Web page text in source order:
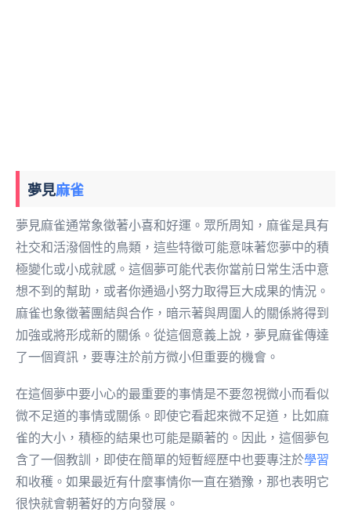
夢見麻雀
夢見麻雀通常象徵著小喜和好運。眾所周知，麻雀是具有
社交和活潑個性的鳥類，這些特徵可能意味著您夢中的積
極變化或小成就感。這個夢可能代表你當前日常生活中意
想不到的幫助，或者你通過小努力取得巨大成果的情況。
麻雀也象徵著團結與合作，暗示著與周圍人的關係將得到
加強或將形成新的關係。從這個意義上說，夢見麻雀傳達
了一個資訊，要專注於前方微小但重要的機會。
在這個夢中要小心的最重要的事情是不要忽視微小而看似
微不足道的事情或關係。即使它看起來微不足道，比如麻
雀的大小，積極的結果也可能是顯著的。因此，這個夢包
含了一個教訓，即使在簡單的短暫經歷中也要專注於學習
和收穫。如果最近有什麼事情你一直在猶豫，那也表明它
很快就會朝著好的方向發展。